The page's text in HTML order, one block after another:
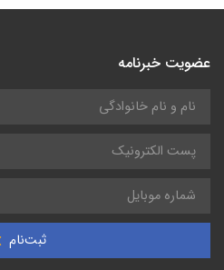
عضویت خبرنامه
ثبت‌نام